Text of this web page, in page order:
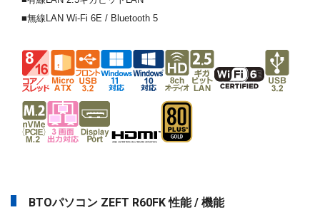
■無線LAN Wi-Fi 6E / Bluetooth 5
BTOパソコン ZEFT R60FK 性能 / 機能